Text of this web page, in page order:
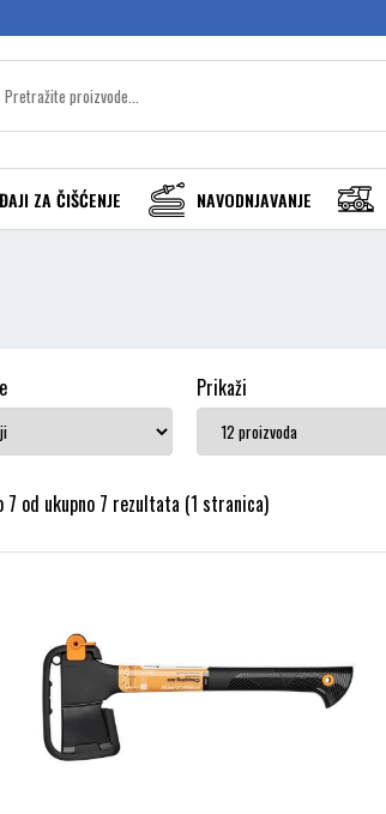
ZA ČIŠĆENJE NAVODNJAVANJE
Prikaži
7 od ukupno 7 rezultata (1 stranica)